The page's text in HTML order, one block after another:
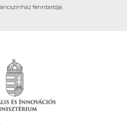
fenntartója.